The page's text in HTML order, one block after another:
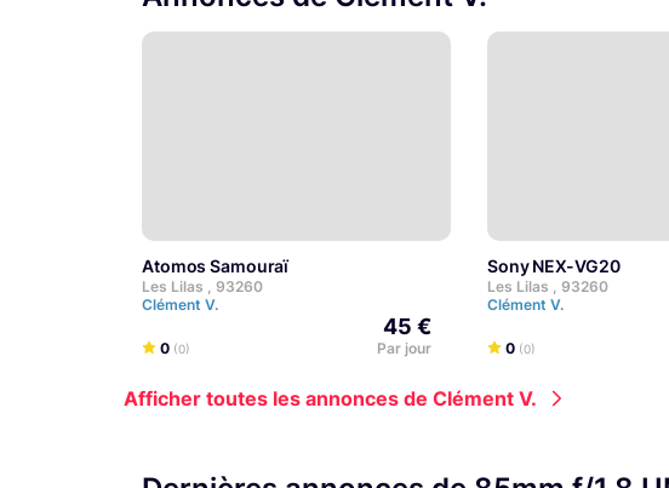
Atomos Samouraï
Les Lilas , 93260
Clément V.
0 (0)
45 €
Par jour
Sony NEX-VG20
Les Lilas , 93260
Clément V.
0 (0)
Afficher toutes les annonces de Clément V.